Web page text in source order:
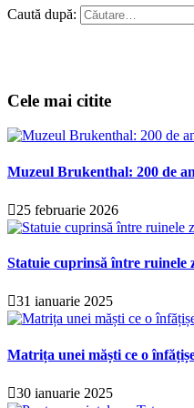
Caută după:
Cele mai citite
Muzeul Brukenthal: 200 de
25 februarie 2026
Statuie cuprinsă între ruinele
31 ianuarie 2025
Matrița unei măști ce o
30 ianuarie 2025